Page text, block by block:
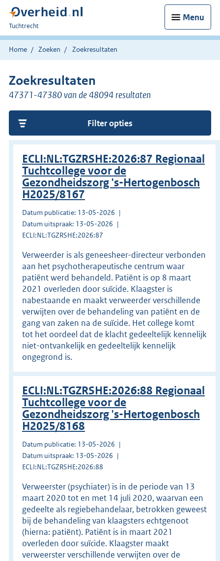
Menu
U
bent
hier:
Tuchtrecht
Home Zoeken Zoekresultaten
Zoekresultaten
47371-47380 van de 48094 resultaten
Filter opties
ECLI:NL:TGZRSHE:2026:87 Regionaal
Tuchtcollege voor de
Gezondheidszorg 's-Hertogenbosch
H2025/8167
Datum publicatie: 13-05-2026
Datum uitspraak: 13-05-2026
ECLI:NL:TGZRSHE:2026:87
Verweerder is als geneesheer-directeur verbonden
aan het psychotherapeutische centrum waar
patiënt werd behandeld. Patiënt is op 8 maart
2021 overleden door suïcide. Klaagster is
nabestaande en maakt verweerder verschillende
verwijten over de behandeling van patiënt en de
gang van zaken na de suïcide. Het college komt
tot het oordeel dat de klacht gedeeltelijk kennelijk
niet-ontvankelijk en gedeeltelijk kennelijk
ongegrond is.
ECLI:NL:TGZRSHE:2026:88 Regionaal
Tuchtcollege voor de
Gezondheidszorg 's-Hertogenbosch
H2025/8168
Datum publicatie: 13-05-2026
Datum uitspraak: 13-05-2026
ECLI:NL:TGZRSHE:2026:88
Verweerster (psychiater) is in de periode van 13
maart 2020 tot en met 14 juli 2020, waarvan een
gedeelte als regiebehandelaar, betrokken geweest
bij de behandeling van klaagsters echtgenoot
(hierna: patiënt). Patiënt is in maart 2021
overleden door suïcide. Klaagster maakt
verweerster verschillende verwijten over de